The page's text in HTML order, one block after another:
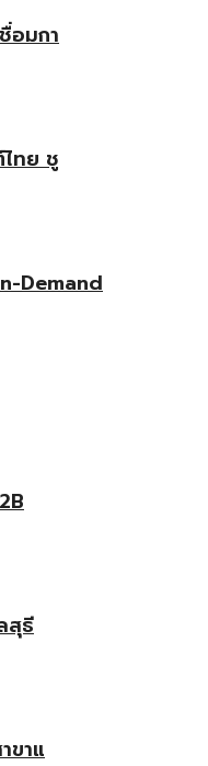
อมกา
ไทย ชู
Demand
สุธี
ขาแ